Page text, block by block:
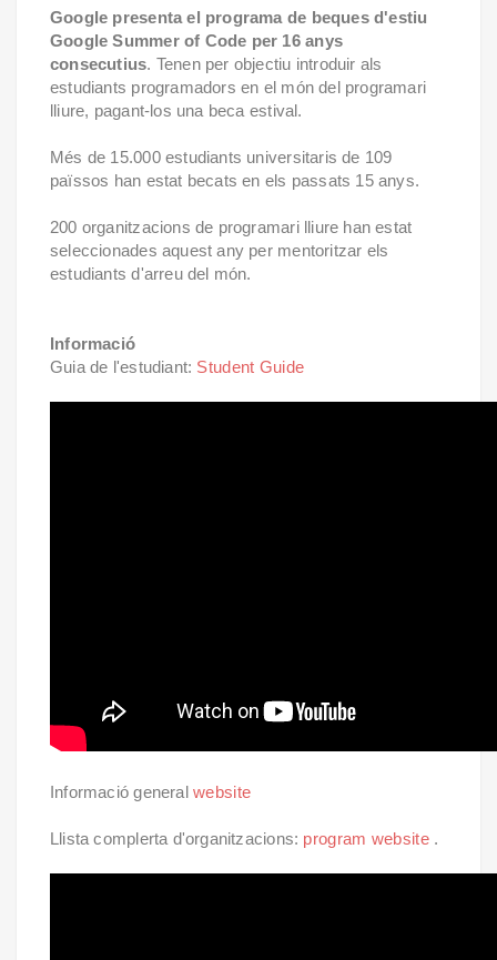
Google presenta el programa de beques d'estiu
Google Summer of Code per 16 anys
consecutius. Tenen per objectiu introduir als
estudiants programadors en el món del programari
lliure, pagant-los una beca estival.
Més de 15.000 estudiants universitaris de 109
païssos han estat becats en els passats 15 anys.
200 organitzacions de programari lliure han estat
seleccionades aquest any per mentoritzar els
estudiants d'arreu del món.
Informació
Guia de l'estudiant: Student Guide
Informació general website
Llista complerta d'organitzacions: program website.